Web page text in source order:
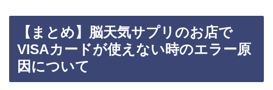
【まとめ】脳天気サプリのお店で
VISAカードが使えない時のエラー原
因について